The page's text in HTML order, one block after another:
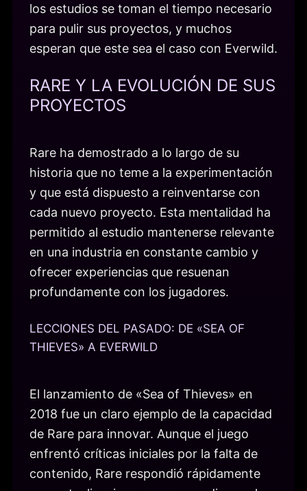
los estudios se toman el tiempo necesario
para pulir sus proyectos, y muchos
esperan que este sea el caso con Everwild.
RARE Y LA EVOLUCIÓN DE SUS
PROYECTOS
Rare ha demostrado a lo largo de su
historia que no teme a la experimentación
y que está dispuesto a reinventarse con
cada nuevo proyecto. Esta mentalidad ha
permitido al estudio mantenerse relevante
en una industria en constante cambio y
ofrecer experiencias que resuenan
profundamente con los jugadores.
LECCIONES DEL PASADO: DE «SEA OF
THIEVES» A EVERWILD
El lanzamiento de «Sea of Thieves» en
2018 fue un claro ejemplo de la capacidad
de Rare para innovar. Aunque el juego
enfrentó críticas iniciales por la falta de
contenido, Rare respondió rápidamente